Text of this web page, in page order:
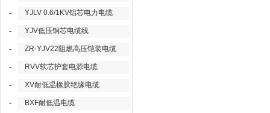
- YJLV 0.6/1KV铝芯电力电缆
- YJV低压铜芯电缆线
- ZR-YJV22阻燃高压铠装电缆
- RVV软芯护套电源电缆
- XV耐低温橡胶绝缘电缆
- BXF耐低温电缆